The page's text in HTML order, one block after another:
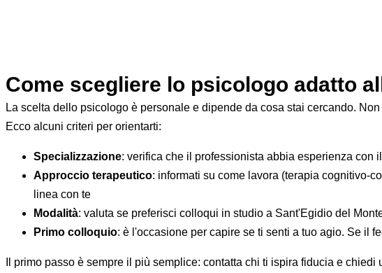
Come scegliere lo psicologo adatto
La scelta dello psicologo è personale e dipende da cosa stai cercando.
Ecco alcuni criteri per orientarti:
Specializzazione: verifica che il professionista abbia esperienza con
Approccio terapeutico: informati su come lavora (terapia cognitivo-
linea con te
Modalità: valuta se preferisci colloqui in studio a Sant'Egidio del
Primo colloquio: è l'occasione per capire se ti senti a tuo agio. Se il
Il primo passo è sempre il più semplice: contatta chi ti ispira fiducia e